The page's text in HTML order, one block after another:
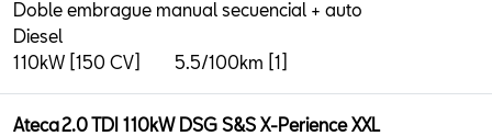
Doble embrague manual secuencial + auto
Diesel
110kW [150 CV]
5.5/100km [1]
Ateca 2.0 TDI 110kW DSG S&S X-Perience XXL